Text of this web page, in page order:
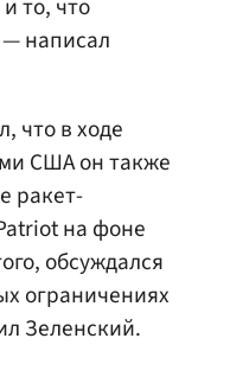
то, что
— написал
что в ходе
США он также
ракет-
на фоне
обсуждался
ограничениях
Зеленский.